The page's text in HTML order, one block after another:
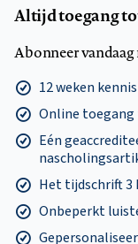
Altijd toegang
Abonneer vandaag
12 weken
Online
Eén
Het tijdschrift 3
Onbeperkt